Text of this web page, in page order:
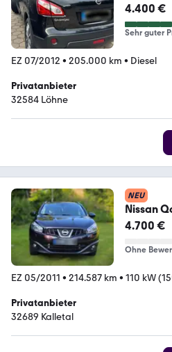
4.400 €
Sehr guter
EZ 07/2012 • 205.000 km • Diesel
Privatanbieter
32584 Löhne
NEU
Nissan
Gepflegt...
4.700 €
Ohne
EZ 05/2011 • 214.587 km • 110 kW
Privatanbieter
32689 Kalletal